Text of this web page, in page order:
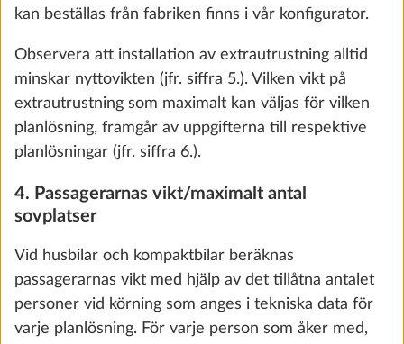
We use cookies to enable you to make the best
possible use of our website and to improve our
communication with you. We take your
preferences into account and process data for
statistics and marketing only if you give us your
consent by clicking on "Accept all". You can
11 460 kr
Lägg till
STEG 3 AV 8
kan beställas från fabriken finns i vår konfigurator.
Observera att installation av extrautrustning alltid
minskar nyttovikten (jfr. siffra 5.). Vilken vikt på
extrautrustning som maximalt kan väljas för vilken
planlösning, framgår av uppgifterna till respektive
planlösningar (jfr. siffra 6.).
4. Passagerarnas vikt/maximalt antal
sovplatser
Vid husbilar och kompaktbilar beräknas
passagerarnas vikt med hjälp av det tillåtna antalet
personer vid körning som anges i tekniska data för
varje planlösning. För varje person som åker med,